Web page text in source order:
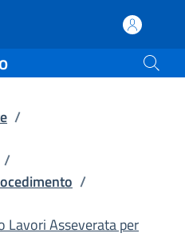
scheda).
/
/
/
Lavori Asseverata per